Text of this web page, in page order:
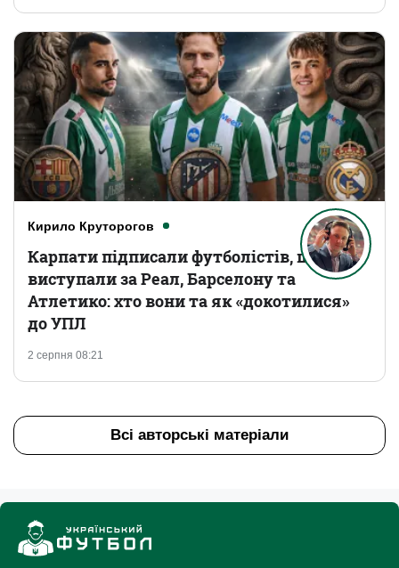
Кирило Круторогов
2 серпня 08:21
Карпати підписали футболістів, що
виступали за Реал, Барселону та
Атлетико: хто вони та як «докотилися»
до УПЛ
Всі авторські матеріали